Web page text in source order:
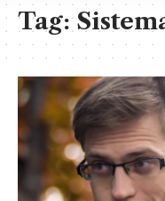
Tag: